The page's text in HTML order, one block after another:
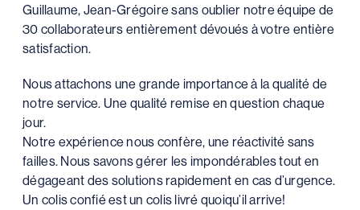
Guillaume, Jean-Grégoire sans oublier notre équipe de
30 collaborateurs entièrement dévoués à votre entière
satisfaction.
Nous attachons une grande importance à la qualité de
notre service. Une qualité remise en question chaque
jour.
Notre expérience nous confère, une réactivité sans
failles. Nous savons gérer les impondérables tout en
dégageant des solutions rapidement en cas d’urgence.
Un colis confié est un colis livré quoiqu’il arrive!